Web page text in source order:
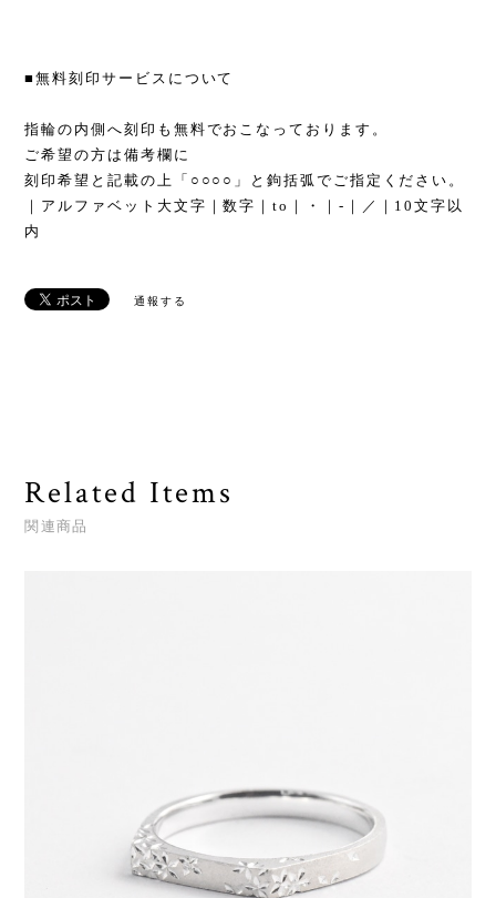
■無料刻印サービスについて
指輪の内側へ刻印も無料でおこなっております。
ご希望の方は備考欄に
刻印希望と記載の上「○○○○」と鉤括弧でご指定ください。
｜アルファベット大文字｜数字｜to｜・｜-｜／｜10文字以
内
通報する
Related Items
関連商品